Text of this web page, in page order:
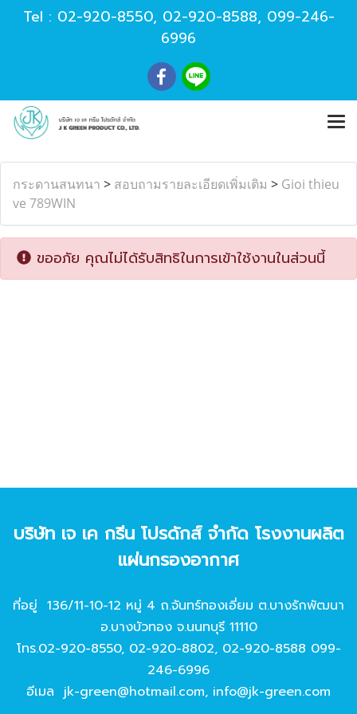
Tel : 02-920-8550, 02-920-8588, 099-246-
6996
กระดานสนทนา > สอบถามรายละเอียดเพิ่มเติม > Gioi thieu
ve 789WIN
ขออภัย คุณไม่ได้รับสิทธิในการเข้าใช้งานในส่วนนี้
บริษัท เจ เค กรีน โปรดักส์ จํากัด โรงงานผลิต
แผ่นกรองอากาศ
ที่อยู่ 136/11-10-12 หมู่ 4 ถ.จันทร์ทองเอี่ยม ต.บางรักพัฒนา
อ.บางบัวทอง จ.นนทบุรี 11110
โทร.02-920-8550, 02-920-8802, 02-920-8588 099-
246-6996
อีเมล jk-green@hotmail.com, info@jk-green.com